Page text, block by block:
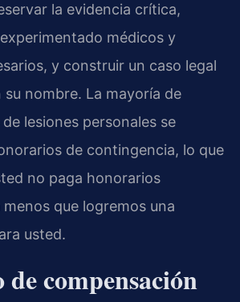
la evidencia crítica,
médicos y
y construir un caso legal
nombre. La mayoría de
lesiones personales se
de contingencia, lo que
no paga honorarios
que logremos una
usted.
compensación